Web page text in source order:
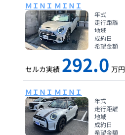
ＭＩＮＩ ＭＩＮＩ
年式
走行距離
地域
成約日
希望金額
セルカ実績 292.0 万円
ＭＩＮＩ ＭＩＮＩ
年式
走行距離
地域
成約日
希望金額